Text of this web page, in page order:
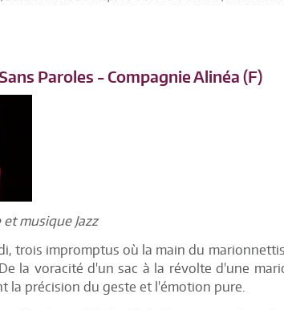
Paroles - Compagnie Alinéa (F)
musique Jazz
trois impromptus où la main du
la voracité d'un sac à la révolte d'une
la précision du geste et l'émotion pure.